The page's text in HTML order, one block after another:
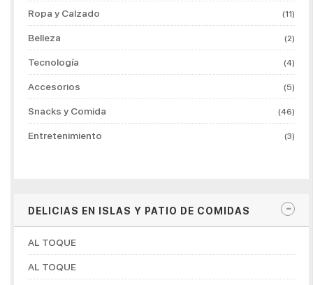
Ropa y Calzado (11)
Belleza (2)
Tecnología (4)
Accesorios (5)
Snacks y Comida (46)
Entretenimiento (3)
DELICIAS EN ISLAS Y PATIO DE COMIDAS
AL TOQUE
AL TOQUE